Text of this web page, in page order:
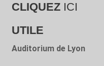
CLIQUEZICI
UTILE
Auditorium de Lyon